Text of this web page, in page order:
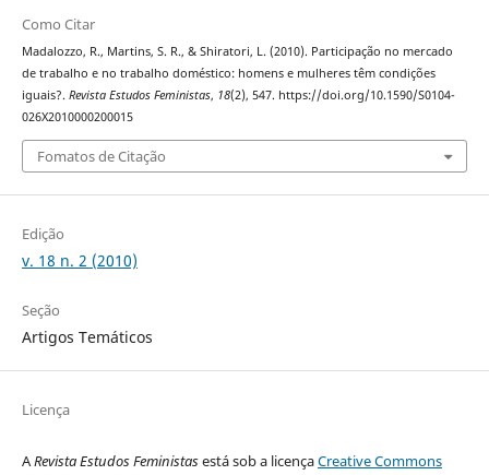
Como Citar
Madalozzo, R., Martins, S. R., & Shiratori, L. (2010). Participação no mercado
de trabalho e no trabalho doméstico: homens e mulheres têm condições
iguais?. Revista Estudos Feministas, 18(2), 547. https://doi.org/10.1590/S0104-
026X2010000200015
Fomatos de Citação
Edição
v. 18 n. 2 (2010)
Seção
Artigos Temáticos
Licença
ARevista Estudos Feministasestá sob a licençaCreative Commons